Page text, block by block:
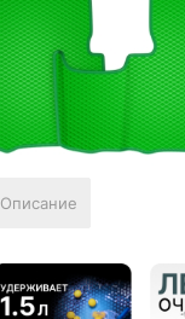
Описание